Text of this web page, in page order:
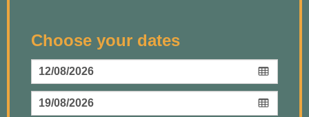
Choose your dates